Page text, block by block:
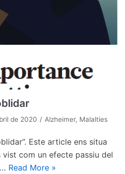
de 2020 Alzheimer, Malalties
Este article ens situa
com un efecte passiu del
Read More »